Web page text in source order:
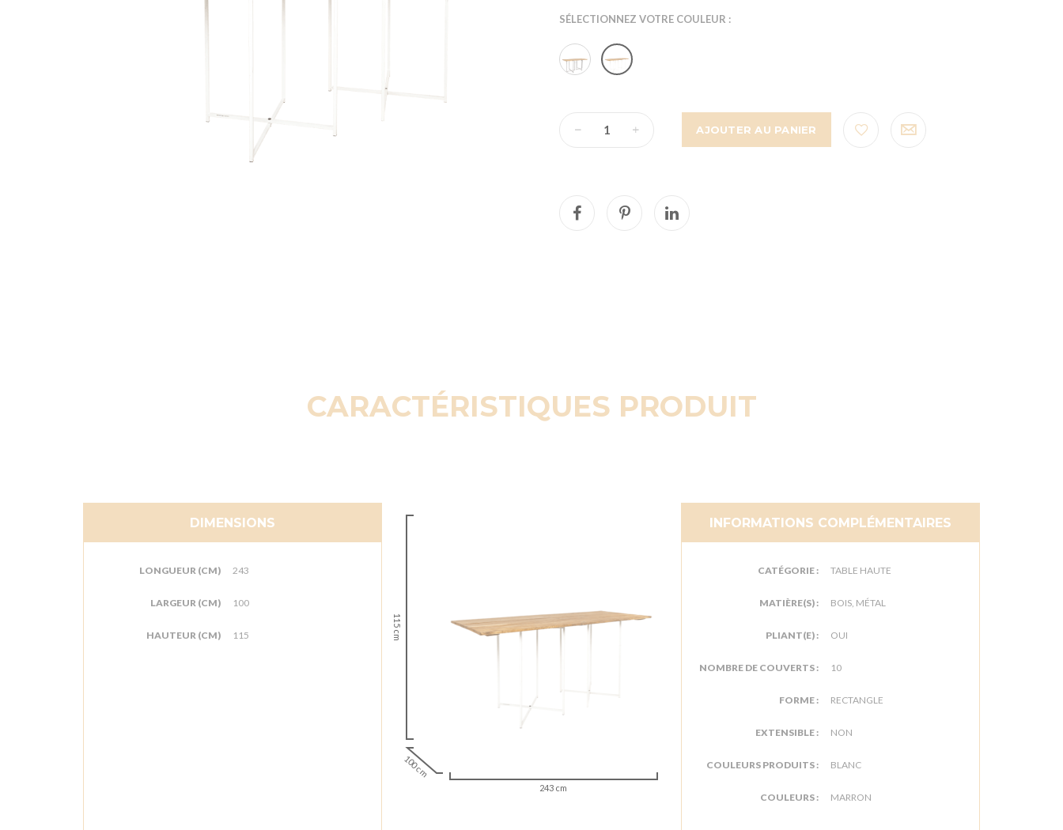
SÉLECTIONNEZ VOTRE COULEUR :
AJOUTER AU PANIER
CARACTÉRISTIQUES PRODUIT
DIMENSIONS
LONGUEUR (CM) 243
LARGEUR (CM) 100
HAUTEUR (CM) 115 115 cm
100 cm
243 cm
INFORMATIONS COMPLÉMENTAIRES
CATÉGORIE : TABLE HAUTE
MATIÈRE(S) : BOIS, MÉTAL
PLIANT(E) : OUI
NOMBRE DE COUVERTS : 10
FORME : RECTANGLE
EXTENSIBLE : NON
COULEURS PRODUITS : BLANC
COULEURS : MARRON